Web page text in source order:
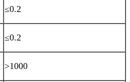
≤0.2
≤0.2
>1000